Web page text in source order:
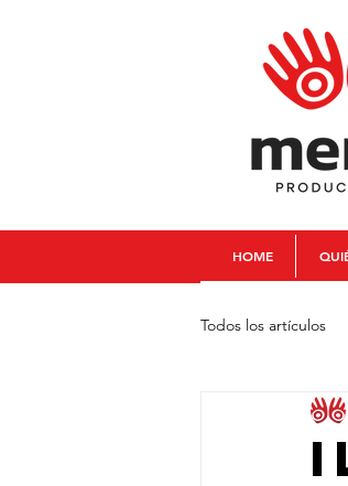
HOME
Todos los artículos
Chelo La Cabra